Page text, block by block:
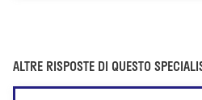
ALTRE RISPOSTE DI QUESTO